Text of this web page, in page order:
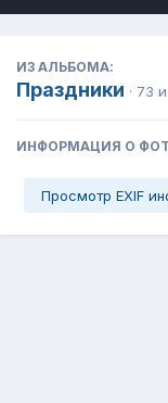
ИЗ АЛЬБОМА:
Праздники · 73
ИНФОРМАЦИЯ О
Просмотр EXIF